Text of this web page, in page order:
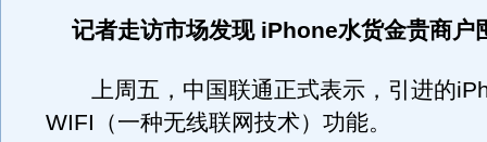
记者走访市场发现 iPhone水货金贵商户
上周五，中国联通正式表示，引进的
WIFI（一种无线联网技术）功能。